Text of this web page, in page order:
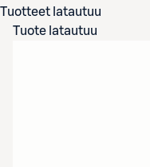
Tuotteet latautuu
Tuote latautuu